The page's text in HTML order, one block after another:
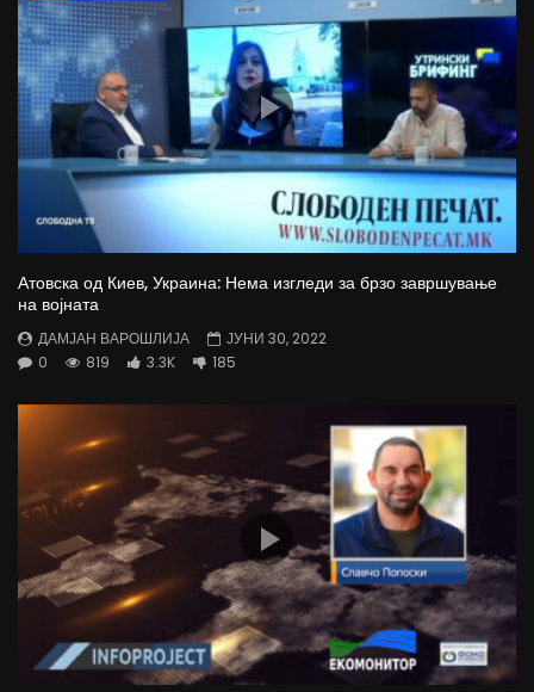
Атовска од Киев, Украина: Нема изгледи за брзо завршување
на војната
ДАМЈАН ВАРОШЛИЈА
ЈУНИ 30, 2022
0
819 3.3K 185